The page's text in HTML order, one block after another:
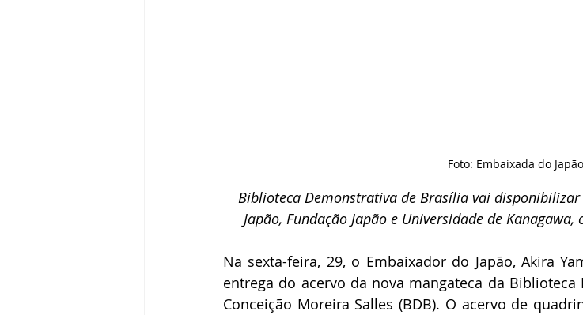
Foto: Embaixada do Japão
Biblioteca Demonstrativa de Brasília vai
Japão, Fundação Japão e Universidade de
Na sexta-feira, 29, o Embaixador do Japão, Akira
entrega do acervo da nova mangateca da
Conceição Moreira Salles (BDB). O acervo de